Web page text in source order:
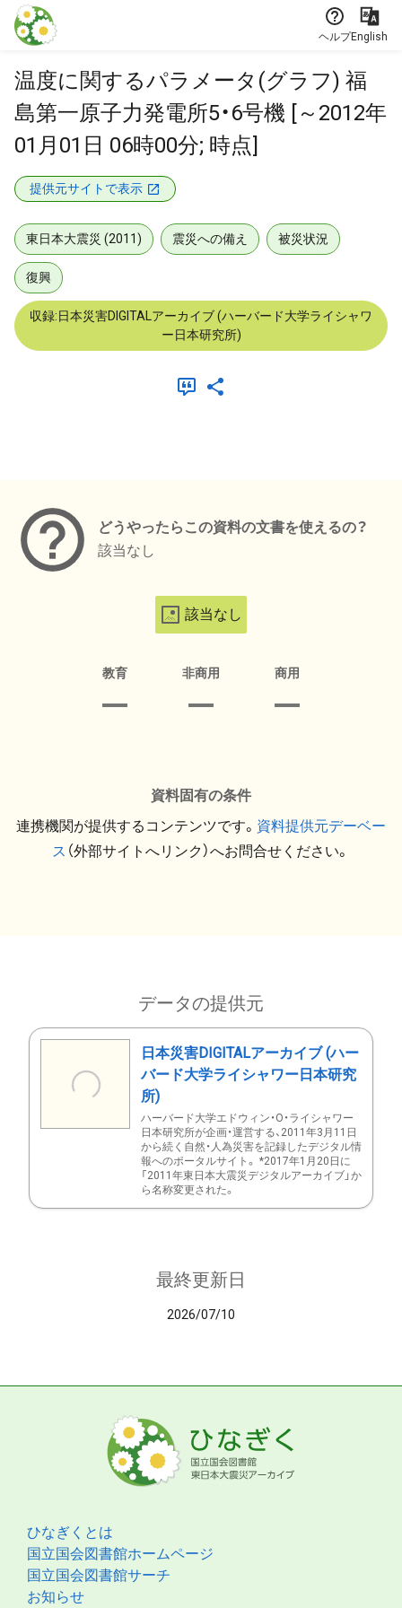
本文に飛ぶ
ヘルプEnglish
温度に関するパラメータ(グラフ) 福
島第一原子力発電所5・6号機 [～2012年
01月01日 06時00分; 時点]
提供元サイトで表示
東日本大震災 (2011) 震災への備え 被災状況
復興
収録:日本災害DIGITALアーカイブ (ハーバード大学ライシャワ
ー日本研究所)
どうやったらこの資料の文書を使えるの？
該当なし
該当なし
教育 非商用 商用
資料固有の条件
連携機関が提供するコンテンツです。 資料提供元デーベー
ス （外部サイトへリンク）へお問合せください。
データの提供元
日本災害DIGITALアーカイブ (ハー
バード大学ライシャワー日本研究
所)
ハーバード大学エドウィン・O・ライシャワー
日本研究所が企画・運営する、2011年3月11日
から続く自然・人為災害を記録したデジタル情
報へのポータルサイト。 *2017年1月20日に
「2011年東日本大震災デジタルアーカイブ」か
ら名称変更された。
最終更新日
2026/07/10
ひなぎくとは
国立国会図書館ホームページ
国立国会図書館サーチ
お知らせ